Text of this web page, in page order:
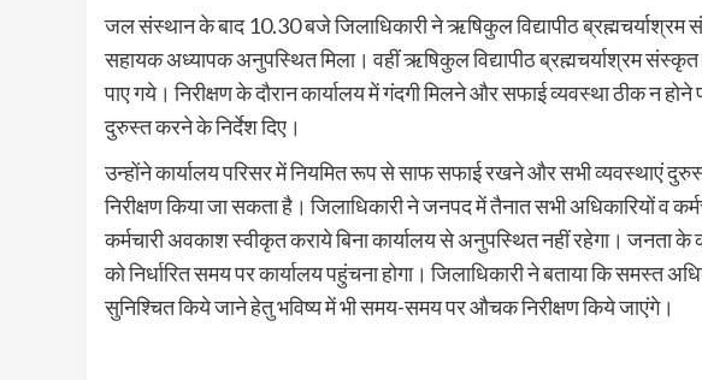
जल संस्थान के बाद 10.30 बजे जिलाधिकारी ने ऋषिकुल विद्यापीठ ब्रह्मचर्याश्रम
सहायक अध्यापक अनुपस्थित मिला। वहीं ऋषिकुल विद्यापीठ ब्रह्मचर्याश्रम
पाए गये। निरीक्षण के दौरान कार्यालय में गंदगी मिलने और सफाई व्यवस्था ठीक न
दुरुस्त करने के निर्देश दिए।
उन्होंने कार्यालय परिसर में नियमित रूप से साफ सफाई रखने और सभी व्यवस्थाएं
निरीक्षण किया जा सकता है। जिलाधिकारी ने जनपद में तैनात सभी अधिकारियों व
कर्मचारी अवकाश स्वीकृत कराये बिना कार्यालय से अनुपस्थित नहीं रहेगा। जनता के
को निर्धारित समय पर कार्यालय पहुंचना होगा। जिलाधिकारी ने बताया कि समस्त
सुनिश्चित किये जाने हेतु भविष्य में भी समय-समय पर औचक निरीक्षण किये जाएंगे।